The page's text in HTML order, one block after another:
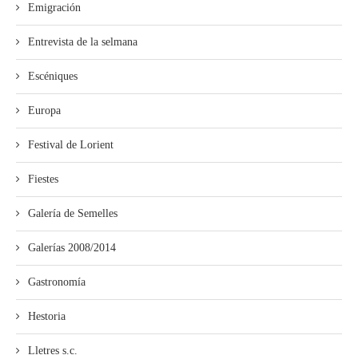
Emigración
Entrevista de la selmana
Escéniques
Europa
Festival de Lorient
Fiestes
Galería de Semelles
Galerías 2008/2014
Gastronomía
Hestoria
Lletres s.c.